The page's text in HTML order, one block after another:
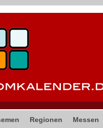
Regionen Messen